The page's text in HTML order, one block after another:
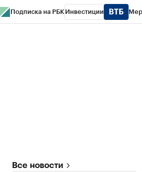
Подписка на РБК Инвестиции
Все новости